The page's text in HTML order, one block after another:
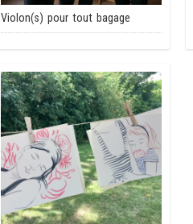
Violon(s) pour tout bagage